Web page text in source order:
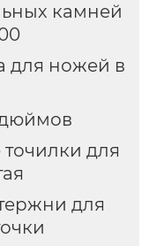
камней
для ножей в
для
для